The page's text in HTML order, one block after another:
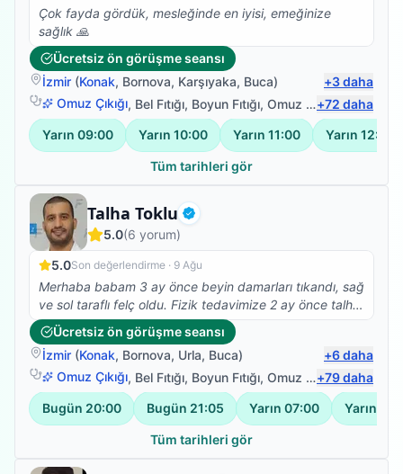
Çok fayda gördük, mesleğinde en iyisi, emeğinize
sağlık 🙏
Ücretsiz ön görüşme seansı
İzmir (Konak, Bornova, Karşıyaka, Buca) +3daha
Omuz Çıkığı, Bel Fıtığı, Boyun Fıtığı, Omuz Bağ Yaralanması +72 daha
Yarın 09:00 Yarın 10:00 Yarın 11:00 Yarın 12:00
Tüm tarihleri gör
Talha Toklu Doğrulanmış
Fizyoterapist
5.0(6 yorum)
5.0Son değerlendirme · 9 Ağu
Merhaba babam 3 ay önce beyin damarları tıkandı, sağ
ve sol taraflı felç oldu. Fizik tedavimize 2 ay önce talha
beyle başladık çok olumlu ve güzel sonuçlar aldık,
şükürler olsun ki yatalak olan babam bugün ilk defa
kendi başına ayağa kalkabildi, çok mutluyum, talha
bey gerçekten de alanında çok iyi ve işini severek
yapıyor, ayrıyetten de çok mütevazi ve güler yüzlü
olması ayrı bir güzel. Tedavimiz şuanda da devam
ediyor, Buradan talha beye sonsuz teşekkürlerimi
iletiyorum, RABBİM her daim sizinle olsun.
Ücretsiz ön görüşme seansı
İzmir (Konak, Bornova, Urla, Buca) +6daha
Omuz Çıkığı, Bel Fıtığı, Boyun Fıtığı, Omuz Bağ Yaralanması +79daha
Bugün 20:00 Bugün 21:05 Yarın 07:00 Yarın
Tüm tarihleri gör